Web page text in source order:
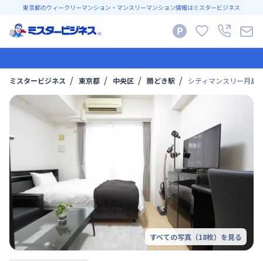
東京都のウィークリーマンション・マンスリーマンション情報はミスタービジネス
ミスタービジネス 東京都 中央区 勝どき駅 シティマンスリー月島
すべての写真（18枚）を見る